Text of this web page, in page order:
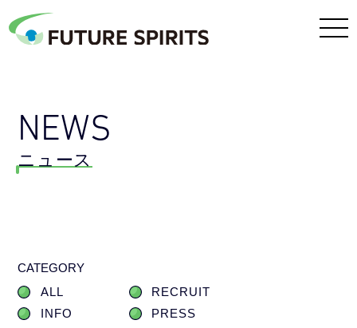
NEWS
ニュース
CATEGORY
ALL
RECRUIT
INFO
PRESS